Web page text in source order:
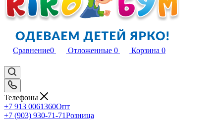
Сравнение0 Отложенные 0 Корзина 0
Телефоны
+7 913 0061360Опт
+7 (903) 930-71-71Розница